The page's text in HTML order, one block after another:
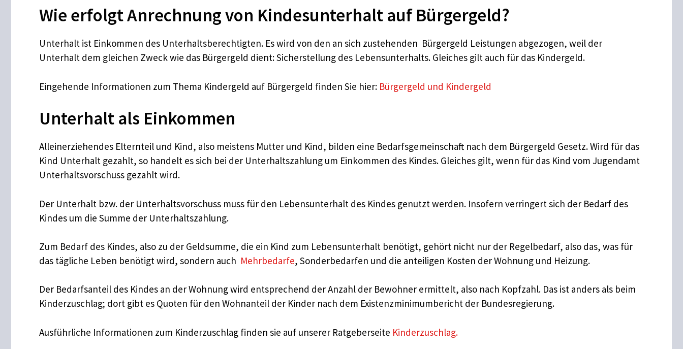
Wie erfolgt Anrechnung von Kindesunterhalt auf Bürgergeld?
Unterhalt ist Einkommen des Unterhaltsberechtigten. Es wird von den an sich zustehenden Bürgergeld Leistungen abgezogen, weil der
Unterhalt dem gleichen Zweck wie das Bürgergeld dient: Sicherstellung des Lebensunterhalts. Gleiches gilt auch für das Kindergeld.
Eingehende Informationen zum Thema Kindergeld auf Bürgergeld finden Sie hier: Bürgergeld und Kindergeld
Unterhalt als Einkommen
Alleinerziehendes Elternteil und Kind, also meistens Mutter und Kind, bilden eine Bedarfsgemeinschaft nach dem Bürgergeld Gesetz. Wird für das
Kind Unterhalt gezahlt, so handelt es sich bei der Unterhaltszahlung um Einkommen des Kindes. Gleiches gilt, wenn für das Kind vom Jugendamt
Unterhaltsvorschuss gezahlt wird.
Der Unterhalt bzw. der Unterhaltsvorschuss muss für den Lebensunterhalt des Kindes genutzt werden. Insofern verringert sich der Bedarf des
Kindes um die Summe der Unterhaltszahlung.
Zum Bedarf des Kindes, also zu der Geldsumme, die ein Kind zum Lebensunterhalt benötigt, gehört nicht nur der Regelbedarf, also das, was für
das tägliche Leben benötigt wird, sondern auch Mehrbedarfe, Sonderbedarfen und die anteiligen Kosten der Wohnung und Heizung.
Der Bedarfsanteil des Kindes an der Wohnung wird entsprechend der Anzahl der Bewohner ermittelt, also nach Kopfzahl. Das ist anders als beim
Kinderzuschlag; dort gibt es Quoten für den Wohnanteil der Kinder nach dem Existenzminimumbericht der Bundesregierung.
Ausführliche Informationen zum Kinderzuschlag finden sie auf unserer Ratgeberseite Kinderzuschlag.